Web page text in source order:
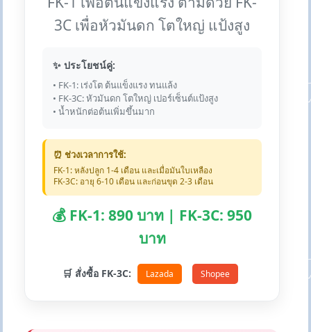
3C เพื่อหัวมันดก โตใหญ่ แป้งสูง
✨ ประโยชน์คู่:
• FK-1: เร่งโต ต้นแข็งแรง ทนแล้ง
• FK-3C: หัวมันดก โตใหญ่ เปอร์เซ็นต์แป้งสูง
• น้ำหนักต่อต้นเพิ่มขึ้นมาก
⏰ ช่วงเวลาการใช้:
FK-1: หลังปลูก 1-4 เดือน และเมื่อมันใบเหลือง
FK-3C: อายุ 6-10 เดือน และก่อนขุด 2-3 เดือน
💰 FK-1: 890 บาท | FK-3C: 950
บาท
🛒 สั่งซื้อ FK-3C: Lazada Shopee